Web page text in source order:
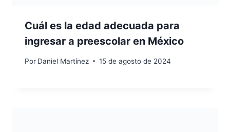
Cuál es la edad adecuada para
ingresar a preescolar en México
Por Daniel Martínez 15 de agosto de 2024